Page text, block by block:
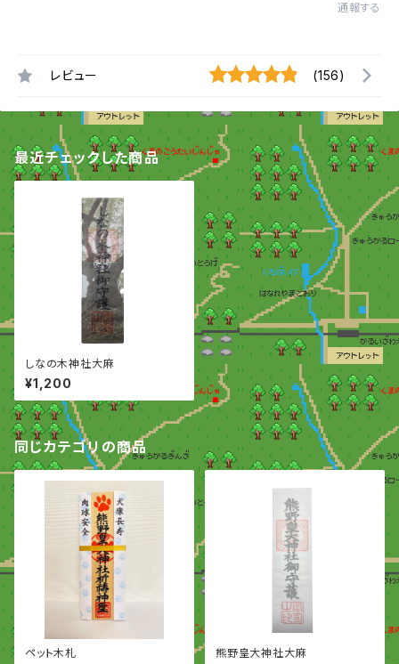
通報する
レビュー (156)
最近チェックした商品
しなの木神社大麻
¥1,200
同じカテゴリの商品
ペット木札 熊野皇大神社大麻